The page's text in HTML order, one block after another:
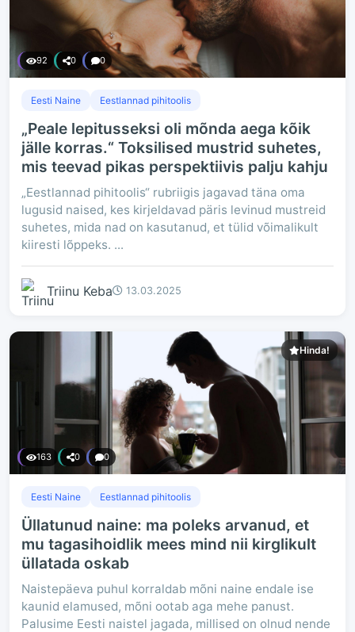
92 0 0
Eesti Naine Eestlannad pihitoolis
„Peale lepitusseksi oli mõnda aega kõik
jälle korras.“ Toksilised mustrid suhetes,
mis teevad pikas perspektiivis palju kahju
„Eestlannad pihitoolis“ rubriigis jagavad täna oma
lugusid naised, kes kirjeldavad päris levinud mustreid
suhetes, mida nad on kasutanud, et tülid võimalikult
kiiresti lõppeks. ...
Triinu Keba 13.03.2025
Hinda!
163 0 0
Eesti Naine Eestlannad pihitoolis
Üllatunud naine: ma poleks arvanud, et
mu tagasihoidlik mees mind nii kirglikult
üllatada oskab
Naistepäeva puhul korraldab mõni naine endale ise
kaunid elamused, mõni ootab aga mehe panust.
Palusime Eesti naistel jagada, millised on olnud nende